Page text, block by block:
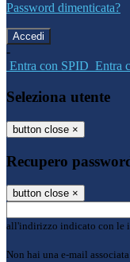
Password dimenticata?
-
Entra con SPID Entra
Seleziona utente
button close ×
Recupero
button close ×
all'indirizzo indicato con le
Non hai una e-mail